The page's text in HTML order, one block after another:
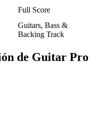
Full Score
Guitars, Bass &
Backing Track
de Guitar Pro